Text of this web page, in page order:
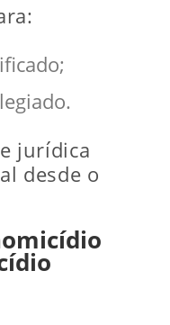
jurídica
desde o